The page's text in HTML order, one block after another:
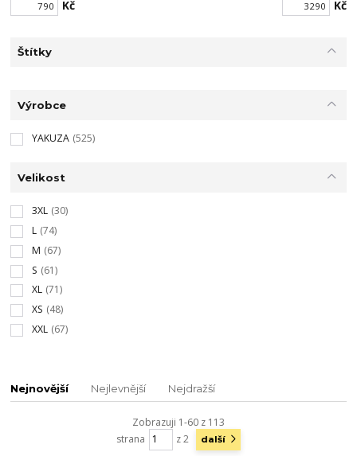
Kč Kč
Štítky
Výrobce
YAKUZA (525)
Velikost
3XL (30)
L (74)
M (67)
S (61)
XL (71)
XS (48)
XXL (67)
Nejnovější Nejlevnější Nejdražší
Zobrazuji 1-60 z 113
strana
z 2 další